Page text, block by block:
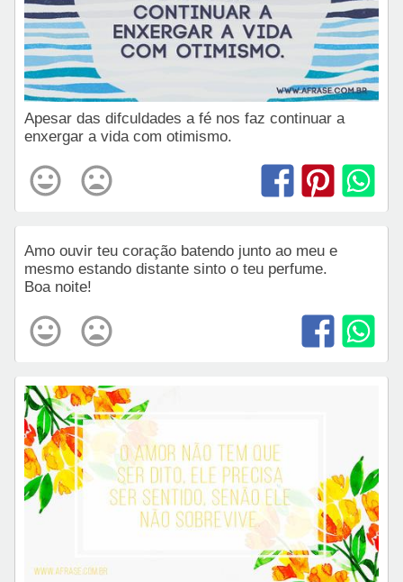
Apesar das difculdades a fé nos faz continuar a
enxergar a vida com otimismo.
Amo ouvir teu coração batendo junto ao meu e
mesmo estando distante sinto o teu perfume.
Boa noite!